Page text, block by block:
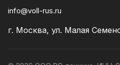
info@voll-rus.ru
г. Москва, ул. Малая